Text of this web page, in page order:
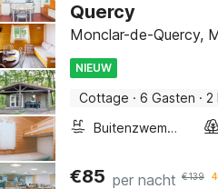
Quercy
Monclar-de-Quercy,
NIEUW
Cottage · 6 Gasten · 2
Buitenzwembad
€85 per nacht €139